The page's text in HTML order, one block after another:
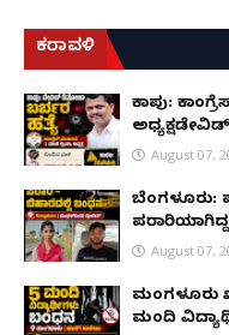
ಕರಾವಳಿ
ಕಾಪು:
August 07,
ಬೆಂಗಳೂರು:
August 07,
ಮಂಗಳೂರು
ಮಂದಿ